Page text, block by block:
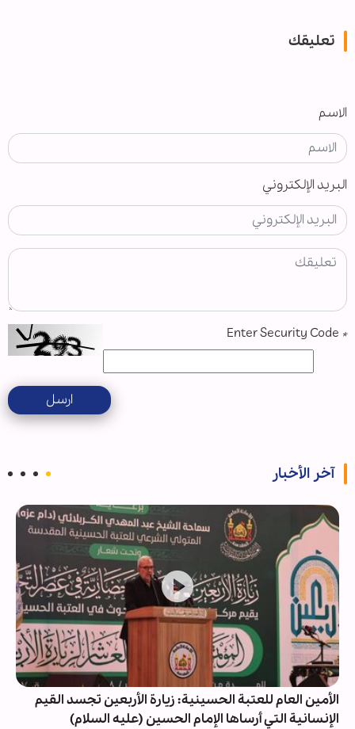
تعليقك
الاسم
البريد الإلكتروني
*
ارسل
آخر الأخبار
الأمين العام للعتبة الحسينية: زيارة الأربعين تجسد القيم
الإنسانية التي أرساها الإمام الحسين (عليه السلام)